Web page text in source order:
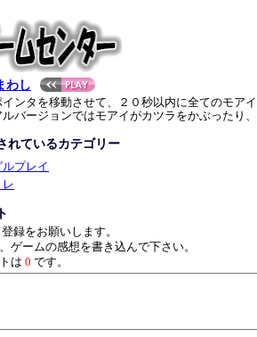
わし
インタを移動させて、２０秒以内に全てのモア
ルバージョンではモアイがカツラをかぶったり
れているカテゴリー
プレイ
レ
録をお願いします。
ゲームの感想を書き込んで下さい。
は 0 です。